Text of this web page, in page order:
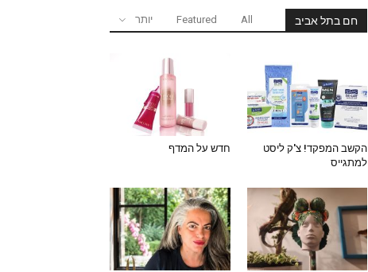
חם בתל אביב All
Featured יותר
הקשב המפקד! צ'ק ליסט
למתגייס
חדש על המדף